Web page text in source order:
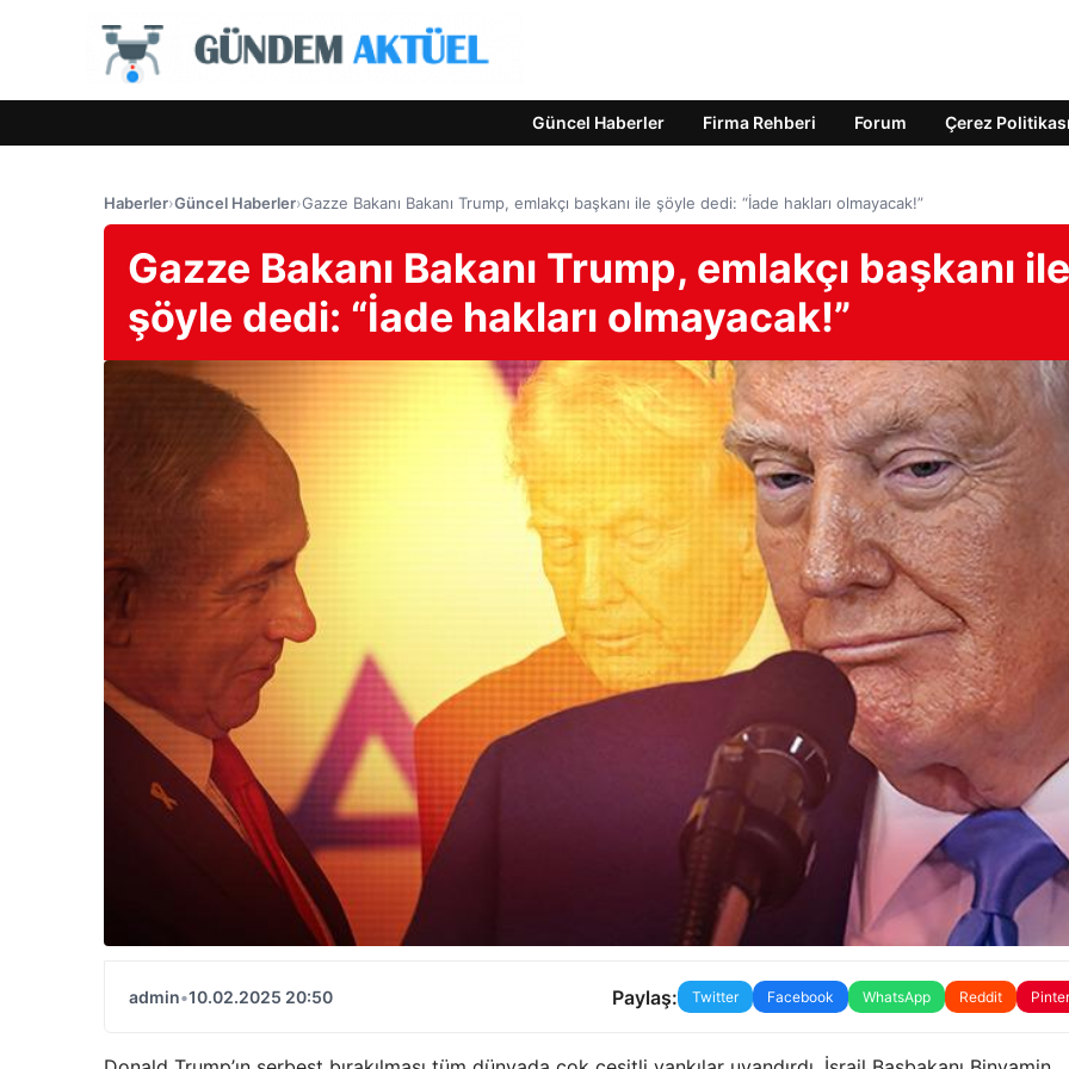
Güncel Haberler Firma Rehberi Forum Çerez Politikası
Haberler›Güncel Haberler›Gazze Bakanı Bakanı Trump, emlakçı başkanı ile şöyle dedi: “İade hakları olmayacak!”
Gazze Bakanı Bakanı Trump, emlakçı başkanı ile
şöyle dedi: “İade hakları olmayacak!”
admin•10.02.2025 20:50 Paylaş: Twitter Facebook WhatsApp Reddit